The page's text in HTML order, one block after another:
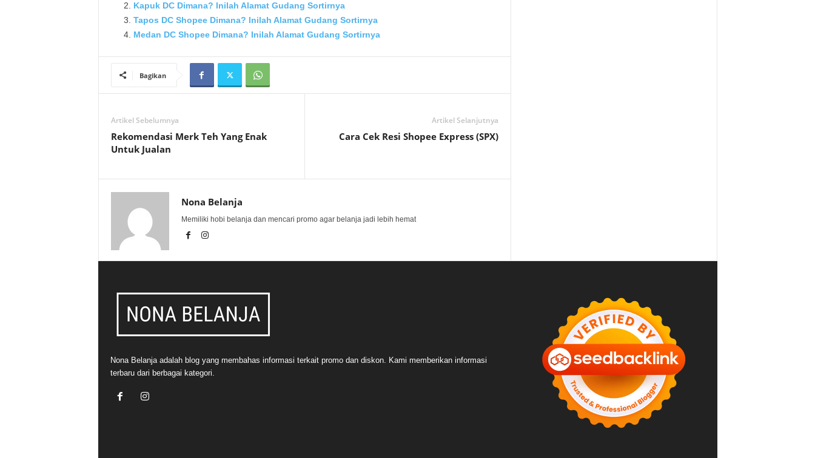
Kapuk DC Dimana? Inilah Alamat Gudang Sortirnya
Tapos DC Shopee Dimana? Inilah Alamat Gudang Sortirnya
Medan DC Shopee Dimana? Inilah Alamat Gudang Sortirnya
Bagikan
Artikel Sebelumnya
Rekomendasi Merk Teh Yang Enak
Untuk Jualan
Artikel Selanjutnya
Cara Cek Resi Shopee Express (SPX)
Nona Belanja
Memiliki hobi belanja dan mencari promo agar belanja jadi lebih hemat
Nona Belanja adalah blog yang membahas informasi terkait promo dan diskon. Kami memberikan informasi
terbaru dari berbagai kategori.